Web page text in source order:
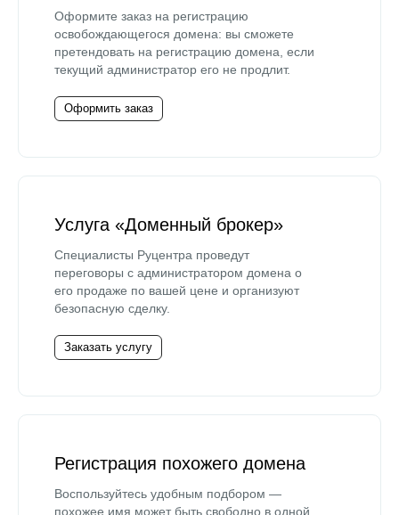
Оформите заказ на регистрацию
освобождающегося домена: вы сможете
претендовать на регистрацию домена, если
текущий администратор его не продлит.
Оформить заказ
Услуга «Доменный брокер»
Специалисты Руцентра проведут
переговоры с администратором домена о
его продаже по вашей цене и организуют
безопасную сделку.
Заказать услугу
Регистрация похожего домена
Воспользуйтесь удобным подбором —
похожее имя может быть свободно в одной